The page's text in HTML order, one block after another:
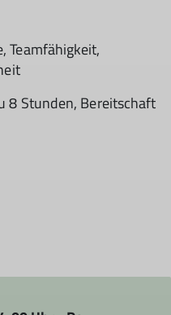
Teamfähigkeit,
8 Stunden, Bereitschaft